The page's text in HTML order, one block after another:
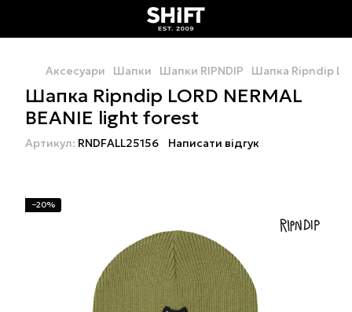
Аксесуари Шапки Шапки RIPNDIP Шапка Ripndip
Шапка Ripndip LORD NERMAL
BEANIE light forest
Артикул: RNDFALL25156 Написати відгук
−20%